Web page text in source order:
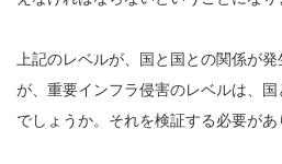
上記のレベルが、国と国との関係が
が、重要インフラ侵害のレベルは、
でしょうか。それを検証する必要があ